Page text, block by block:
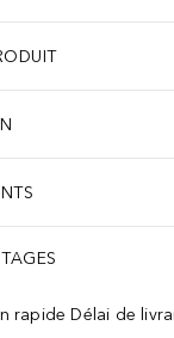
rapide Délai de